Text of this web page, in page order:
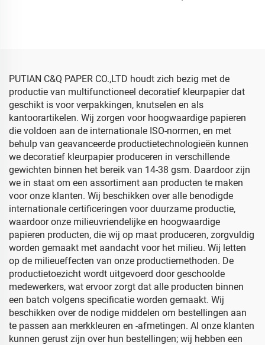
PUTIAN C&Q PAPER CO.,LTD houdt zich bezig met de
productie van multifunctioneel decoratief kleurpapier dat
geschikt is voor verpakkingen, knutselen en als
kantoorartikelen. Wij zorgen voor hoogwaardige papieren
die voldoen aan de internationale ISO-normen, en met
behulp van geavanceerde productietechnologieën kunnen
we decoratief kleurpapier produceren in verschillende
gewichten binnen het bereik van 14-38 gsm. Daardoor zijn
we in staat om een assortiment aan producten te maken
voor onze klanten. Wij beschikken over alle benodigde
internationale certificeringen voor duurzame productie,
waardoor onze milieuvriendelijke en hoogwaardige
papieren producten, die wij op maat produceren, zorgvuldig
worden gemaakt met aandacht voor het milieu. Wij letten
op de milieueffecten van onze productiemethoden. De
productietoezicht wordt uitgevoerd door geschoolde
medewerkers, wat ervoor zorgt dat alle producten binnen
een batch volgens specificatie worden gemaakt. Wij
beschikken over de nodige middelen om bestellingen aan
te passen aan merkkleuren en -afmetingen. Al onze klanten
kunnen gerust zijn over hun bestellingen; wij hebben een